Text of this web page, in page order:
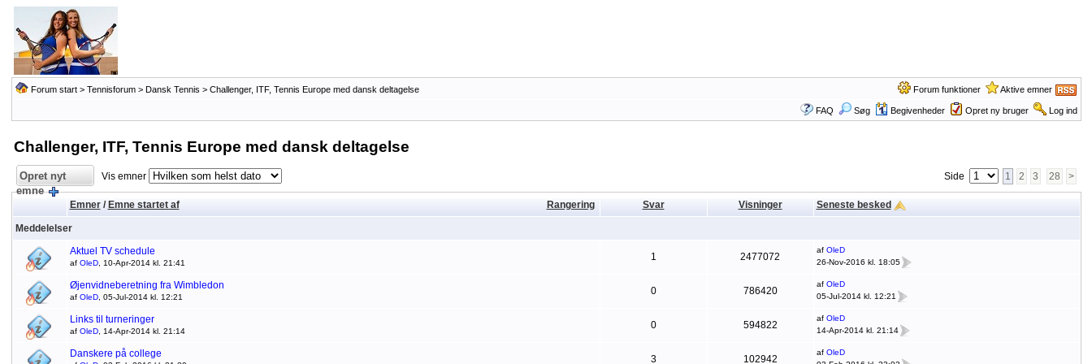
Forum start> Tennisforum> Dansk Tennis > Challenger, ITF, Tennis Europe med dansk deltagelse Forum funktioner Aktive emner
FAQ Søg Begivenheder Opret ny bruger Log ind
Challenger, ITF, Tennis Europe med dansk deltagelse
Opret nyt
emne
Vis emner Side 1 2 3 28 >
Emner/ Emne startet af Rangering Svar Visninger Seneste besked
Meddelelser
Aktuel TV schedule
af OleD, 10-Apr-2014 kl. 21:41
1 2477072
af OleD
26-Nov-2016 kl. 18:05
Øjenvidneberetning fra Wimbledon
af OleD, 05-Jul-2014 kl. 12:21
0 786420
af OleD
05-Jul-2014 kl. 12:21
Links til turneringer
af OleD, 14-Apr-2014 kl. 21:14
0 594822
af OleD
14-Apr-2014 kl. 21:14
Danskere på college 3 102942
af OleD